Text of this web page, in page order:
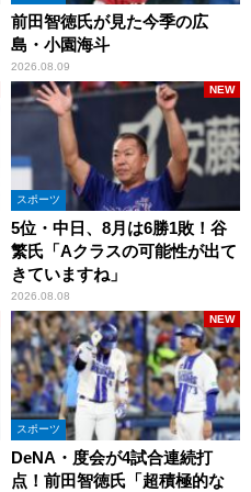
前田智徳氏が見た今季の広
島・小園海斗
2026.08.09
スポーツ
5位・中日、8月は6勝1敗！谷
繁氏「Aクラスの可能性が出て
きていますね」
2026.08.08
NEW
スポーツ
DeNA・度会が4試合連続打
点！前田智徳氏「超積極的な
NEW